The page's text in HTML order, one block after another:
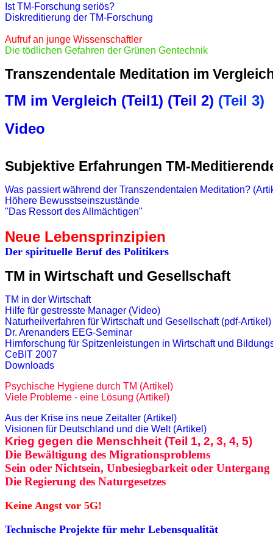
st TM-Forschung seriös?
Diskreditierung der TM-Forschung
Aufruf an junge Wissenschaftler
Die tödlichen Gefahren der Grünen Gentechnik
Transzendentale Meditation im
TM im Vergleich (Teil1) (Teil 2) (Teil 3)
Video
Subjektive Erfahrungen TM-
Was passiert während der Transzendentalen Meditation?
Höhere Bewusstseinszustände
"Das Ressort des Allmächtigen"
Neue Lebensprinzipien
Der spirituelle Beruf des Politikers
TM in Wirtschaft und Gesellschaft
TM in der Wirtschaft
Hilfe für gestresste Manager (Video)
Naturheilverfahren für Wirtschaft und Gesellschaft (pdf-Artikel)
Dr. Arenanders EEG-Seminar
Hirnforschung für Spitzenleistungen in Wirtschaft und
CeBIT 2007
Downloads
Psychische Hygiene durch TM (Artikel)
Viele Probleme - eine Lösung (Artikel)
Aus der Krise ins neue Zeitalter (Artikel)
Visionen für Deutschland und die Welt (Artikel)
Krieg gegen die Menschheit (Teil 1, 2, 3, 4, 5)
Die Bewältigung des Migrationsproblems
Sein oder Nichtsein, Unbesiegbarkeit oder Untergang
Die Regierung des Naturgesetzes
Keine Angst vor 5G!
Technische Projekte für mehr Lebensqualität